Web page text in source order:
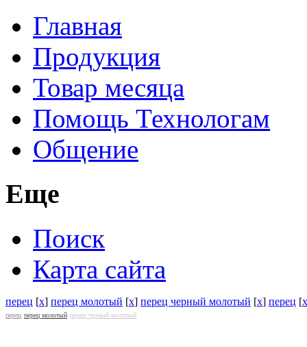
Главная
Продукция
Товар месяца
Помощь Технологам
Общение
Еще
Поиск
Карта сайта
перец [x] перец молотый [x] перец черный молотый [x] перец [x
перец перец молотый перец черный молотый